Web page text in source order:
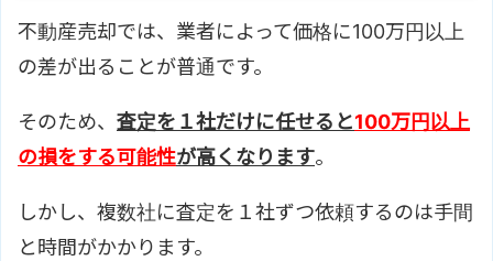
不動産売却では、業者によって価格に100万円以上
の差が出ることが普通です。
そのため、 査定を１社だけに任せると100万円以上
の損をする可能性が高くなります。
しかし、複数社に査定を１社ずつ依頼するのは手間
と時間がかかります。